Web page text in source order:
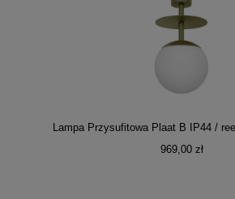
Lampa Przysufitowa Plaat B IP44 /
969,00 zł